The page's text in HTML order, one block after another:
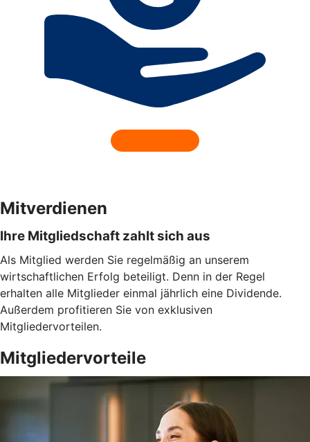
Mitverdienen
Ihre Mitgliedschaft zahlt sich aus
Als Mitglied werden Sie regelmäßig an unserem
wirtschaftlichen Erfolg beteiligt. Denn in der Regel
erhalten alle Mitglieder einmal jährlich eine Dividende.
Außerdem profitieren Sie von exklusiven
Mitgliedervorteilen.
Mitgliedervorteile